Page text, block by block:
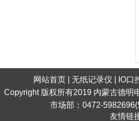
网站首页 无纸记录仪 IO口
Copyright 版权所有2019 内蒙古德明
市场部：0472-
友情链